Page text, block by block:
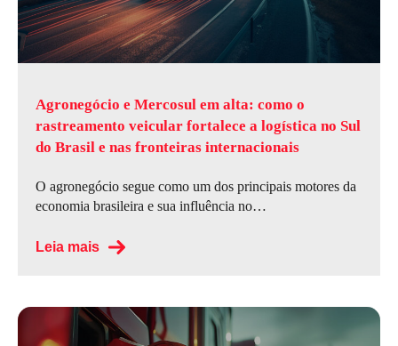
Agronegócio e Mercosul em alta: como o
rastreamento veicular fortalece a logística no Sul
do Brasil e nas fronteiras internacionais
O agronegócio segue como um dos principais motores da
economia brasileira e sua influência no…
Leia mais